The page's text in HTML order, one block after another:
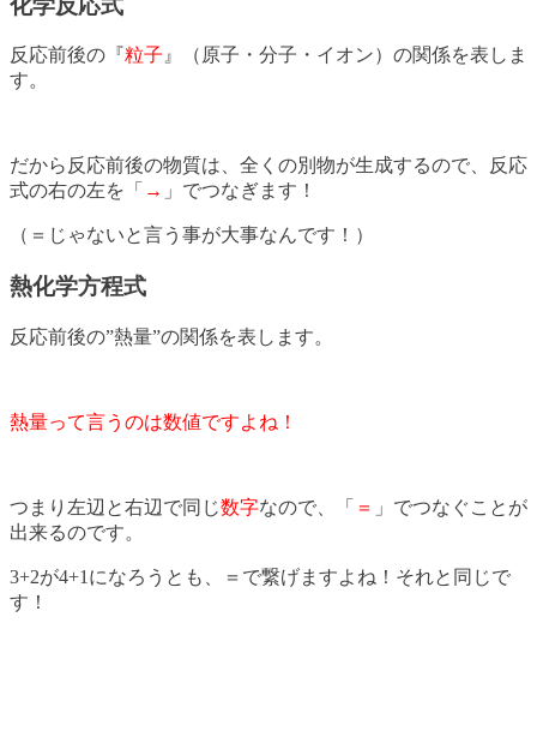
反応前後の『粒子 』（原子・分子・イオン）の関係を表しま
す。
だから反応前後の物質は、全くの別物が生成するので、反応
式の右の左を「 → 」でつなぎます！
（＝じゃないと言う事が大事なんです！）
熱化学方程式
反応前後の”熱量”の関係を表します。
熱量って言うのは数値ですよね！
つまり左辺と右辺で同じ数字なので、「 ＝ 」でつなぐことが
出来るのです。
3+2が4+1になろうとも、＝で繋げますよね！それと同じで
す！